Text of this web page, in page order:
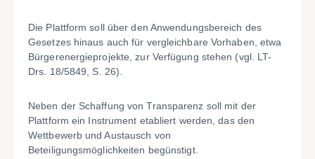
Die Plattform soll über den Anwendungsbereich des
Gesetzes hinaus auch für vergleichbare Vorhaben, etwa
Bürgerenergieprojekte, zur Verfügung stehen (vgl. LT-
Drs. 18/5849, S. 26).
Neben der Schaffung von Transparenz soll mit der
Plattform ein Instrument etabliert werden, das den
Wettbewerb und Austausch von
Beteiligungsmöglichkeiten begünstigt.